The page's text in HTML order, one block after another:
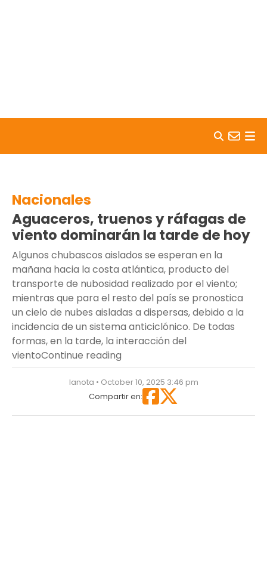
Nacionales
Aguaceros, truenos y ráfagas de
viento dominarán la tarde de hoy
Algunos chubascos aislados se esperan en la
mañana hacia la costa atlántica, producto del
transporte de nubosidad realizado por el viento;
mientras que para el resto del país se pronostica
un cielo de nubes aisladas a dispersas, debido a la
incidencia de un sistema anticiclónico. De todas
formas, en la tarde, la interacción del
vientoContinue reading
lanota • October 10, 2025 3:46 pm
Compartir en: